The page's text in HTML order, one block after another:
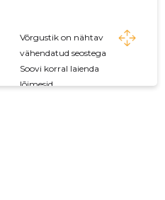
Võrgustik on nähtav
vähendatud seostega
Soovi korral laienda
lõimesid